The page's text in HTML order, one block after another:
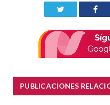
PUBLICACIONES